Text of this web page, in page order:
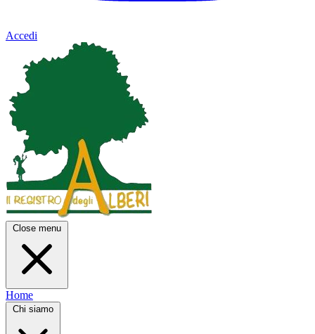
Accedi
Close menu
Home
Chi siamo